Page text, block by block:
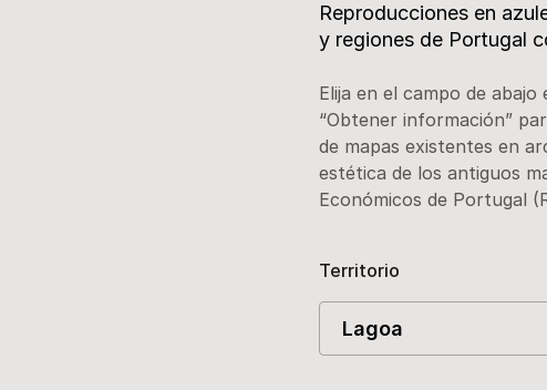
Descripción
Reproducciones en
y regiones de Portugal
Elija en el campo de
“Obtener información”
de mapas existentes en
estética de los antiguos
Económicos de Portugal
Territorio